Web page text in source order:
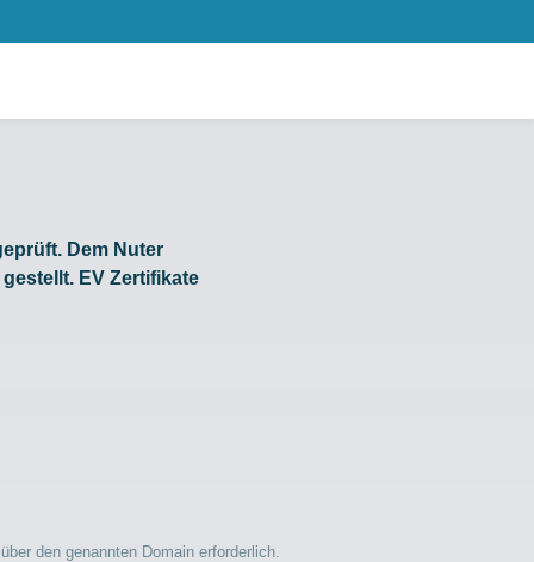
Dem Nuter
EV Zertifikate
den genannten Domain erforderlich.